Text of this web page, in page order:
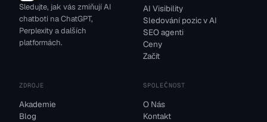
Sledujte, jak vás zmiňují AI
chatboti na ChatGPT,
Perplexity a dalších
platformách.
AI Visibility
Sledování pozic v AI
SEO agenti
Ceny
Začít
ZDROJE
Akademie
Blog
SPOLEČNOST
O Nás
Kontakt